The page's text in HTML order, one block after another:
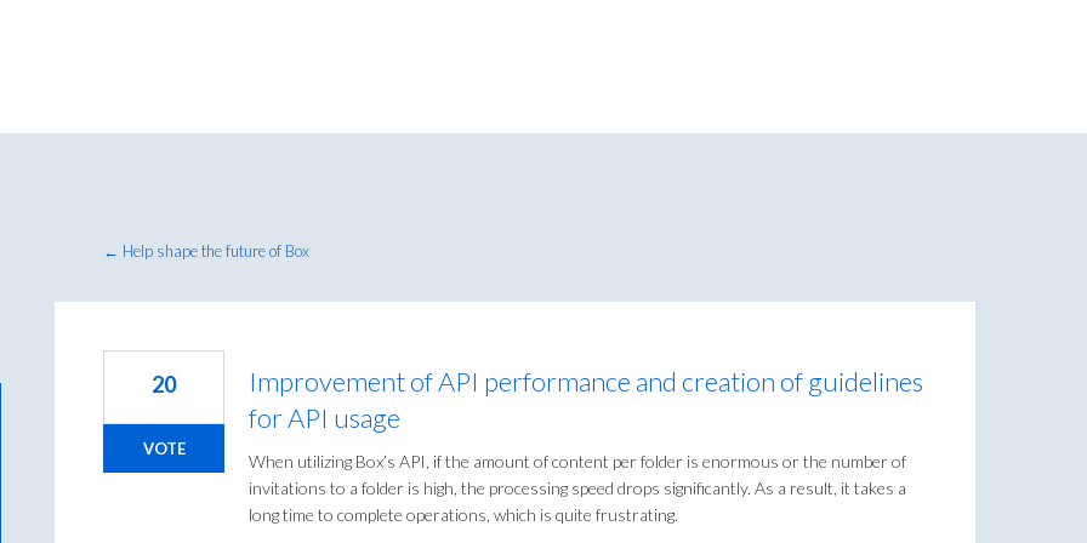
← Help shape the future of Box
Improvement of API performance and creation of guidelines
for API usage
When utilizing Box’s API, if the amount of content per folder is enormous or the number of
invitations to a folder is high, the processing speed drops significantly. As a result, it takes a
long time to complete operations, which is quite frustrating.
20
VOTE